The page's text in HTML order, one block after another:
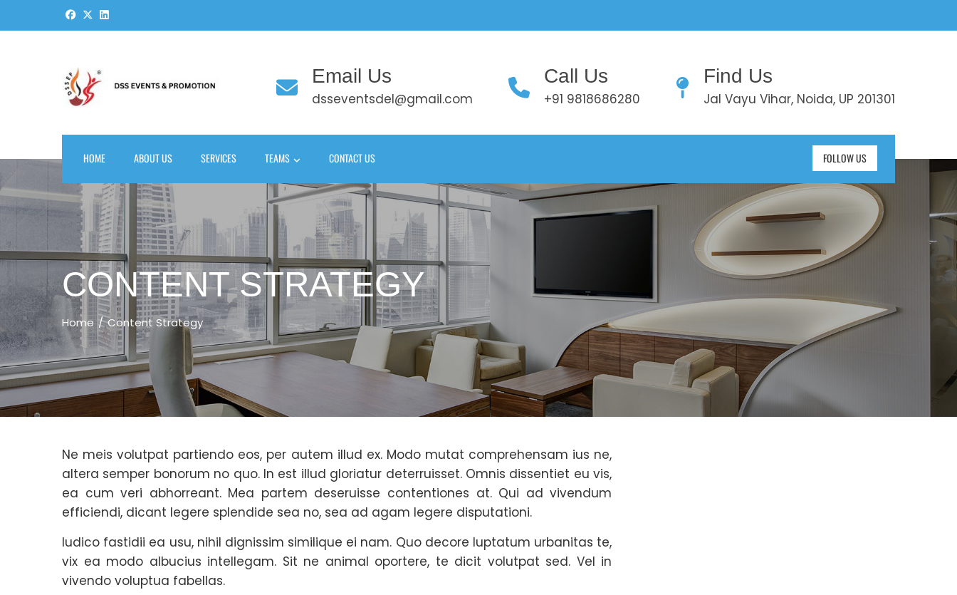
to
Email Us
dsseventsdel@gmail.com
Call Us
+91 9818686280
Find Us
Jal Vayu Vihar, Noida, UP 201301
HOME ABOUT US SERVICES TEAMS CONTACT US FOLLOW US
CONTENT STRATEGY
Home Content Strategy
Ne meis volutpat partiendo eos, per autem illud ex. Modo mutat comprehensam ius ne,
altera semper bonorum no quo. In est illud gloriatur deterruisset. Omnis dissentiet eu vis,
ea cum veri abhorreant. Mea partem deseruisse contentiones at. Qui ad vivendum
efficiendi, dicant legere splendide sea no, sea ad agam legere disputationi.
Iudico fastidii ea usu, nihil dignissim similique ei nam. Quo decore luptatum urbanitas te,
vix ea modo albucius intellegam. Sit ne animal oportere, te dicit volutpat sed. Vel in
vivendo voluptua fabellas.